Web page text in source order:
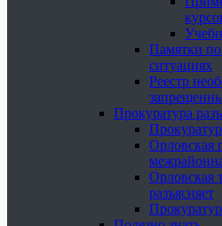
Памятки
ситуациях
Реестр
Прокуратура
Орловская
Орловская
разъясняет